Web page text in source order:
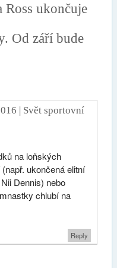
Ross ukončuje
Od září bude
| Svět sportovní
na loňských
ukončená elitní
Dennis) nebo
chlubí na
Reply